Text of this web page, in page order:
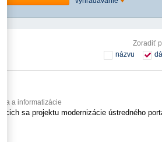
Zoradiť
názvu
a informatizácie
sa projektu modernizácie ústredného